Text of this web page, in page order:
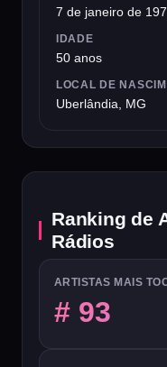
7 de janeiro de
IDADE
50 anos
LOCAL DE
Uberlândia, MG
Ranking de
Rádios
ARTISTAS MAIS
# 93